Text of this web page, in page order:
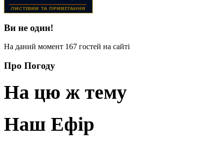
Ви не один!
На даний момент 167 гостей на сайті
Про Погоду
На цю ж тему
Наш Ефір